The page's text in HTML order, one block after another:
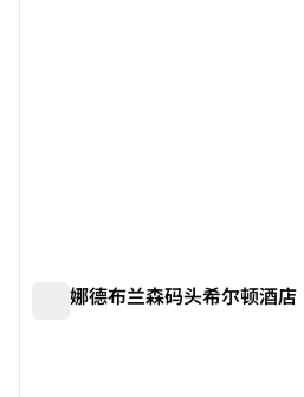
婆美娜德布兰森码头希尔顿酒店